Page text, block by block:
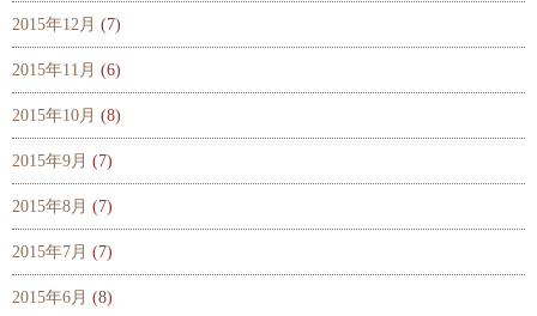
2015年12月 (7)
2015年11月 (6)
2015年10月 (8)
2015年9月 (7)
2015年8月 (7)
2015年7月 (7)
2015年6月 (8)